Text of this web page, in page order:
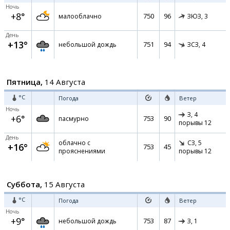
Ночь
+8° малооблачно 750 96 ЗЮЗ, 3
День
+13° небольшой дождь 751 94 ЗСЗ, 4
Пятница, 14 Августа
°C Погода Ветер
Ночь
+6° пасмурно 753 90 З, 4
порывы 12
День
+16°
облачно с
прояснениями
753 45 СЗ, 5
порывы 12
Суббота, 15 Августа
°C Погода Ветер
Ночь
+9° небольшой дождь 753 87 З, 1